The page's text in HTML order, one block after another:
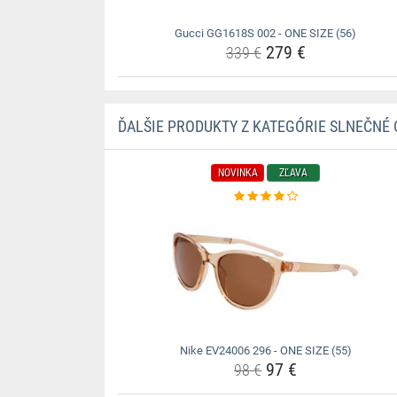
Gucci GG1618S 002 - ONE SIZE (56)
339 €279 €
ĎALŠIE PRODUKTY Z KATEGÓRIE SLNEČNÉ
NOVINKA ZĽAVA
Nike EV24006 296 - ONE SIZE (55)
98 €97 €